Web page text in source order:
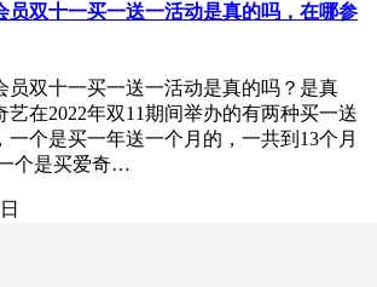
员双十一买一送一活动是真的吗，在哪参
员双十一买一送一活动是真的吗？是真
艺在2022年双11期间举办的有两种买一送
一个是买一年送一个月的，一共到13个月
个是买爱奇…